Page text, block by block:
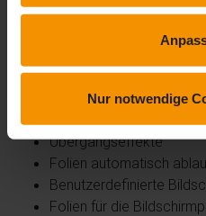
Nur notwendige
Verwaltung von Audio-/
Interaktion für Objekte
Benutzerdefinierte
Textanimation
Übergangseffekte
Folien automatisch
Benutzerdefinierte
Folien für die